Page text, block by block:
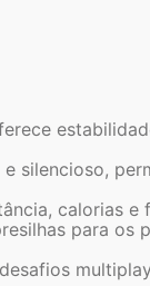
silencioso,
calorias e
para os